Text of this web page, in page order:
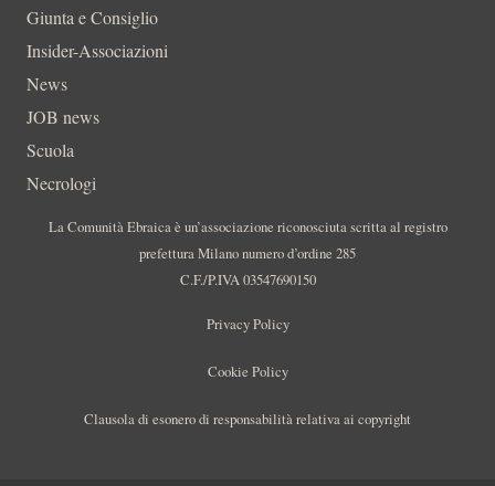
Giunta e Consiglio
Insider-Associazioni
News
JOB news
Scuola
Necrologi
La Comunità Ebraica è un’associazione riconosciuta scritta al registro
prefettura Milano numero d’ordine 285
C.F./P.IVA 03547690150
Privacy Policy
Cookie Policy
Clausola di esonero di responsabilità relativa ai copyright